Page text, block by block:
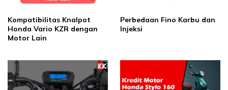
Kompatibilitas Knalpot
Honda Vario KZR dengan
Motor Lain
Perbedaan Fino Karbu dan
Injeksi